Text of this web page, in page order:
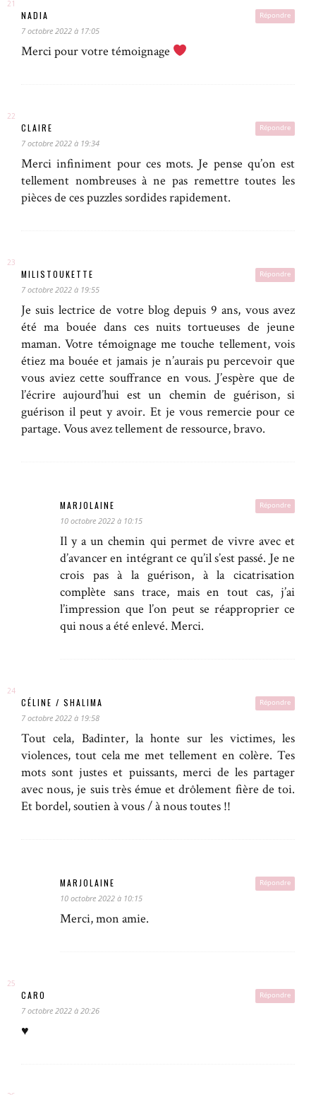
Répondre
NADIA
7 octobre 2022 à 17:05
Merci pour votre témoignage
Répondre
CLAIRE
7 octobre 2022 à 19:34
Merci infiniment pour ces mots. Je pense qu’on est
tellement nombreuses à ne pas remettre toutes les
pièces de ces puzzles sordides rapidement.
Répondre
MILISTOUKETTE
7 octobre 2022 à 19:55
Je suis lectrice de votre blog depuis 9 ans, vous avez
été ma bouée dans ces nuits tortueuses de jeune
maman. Votre témoignage me touche tellement, vois
étiez ma bouée et jamais je n’aurais pu percevoir que
vous aviez cette souffrance en vous. J’espère que de
l’écrire aujourd’hui est un chemin de guérison, si
guérison il peut y avoir. Et je vous remercie pour ce
partage. Vous avez tellement de ressource, bravo.
Répondre
MARJOLAINE
10 octobre 2022 à 10:15
Il y a un chemin qui permet de vivre avec et
d’avancer en intégrant ce qu’il s’est passé. Je ne
crois pas à la guérison, à la cicatrisation
complète sans trace, mais en tout cas, j’ai
l’impression que l’on peut se réapproprier ce
qui nous a été enlevé. Merci.
Répondre
CÉLINE / SHALIMA
7 octobre 2022 à 19:58
Tout cela, Badinter, la honte sur les victimes, les
violences, tout cela me met tellement en colère. Tes
mots sont justes et puissants, merci de les partager
avec nous, je suis très émue et drôlement fière de toi.
Et bordel, soutien à vous / à nous toutes !!
Répondre
MARJOLAINE
10 octobre 2022 à 10:15
Merci, mon amie.
Répondre
CARO
7 octobre 2022 à 20:26
♥️